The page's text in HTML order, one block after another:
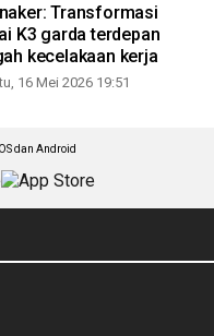
Transformasi
K3 garda terdepan
kecelakaan kerja
16 Mei 2026 19:51
dan Android